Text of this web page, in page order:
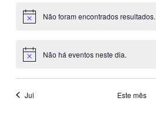
Aviso Não foram encontrados resultados.
Aviso Não há eventos neste dia.
Jul Este mês